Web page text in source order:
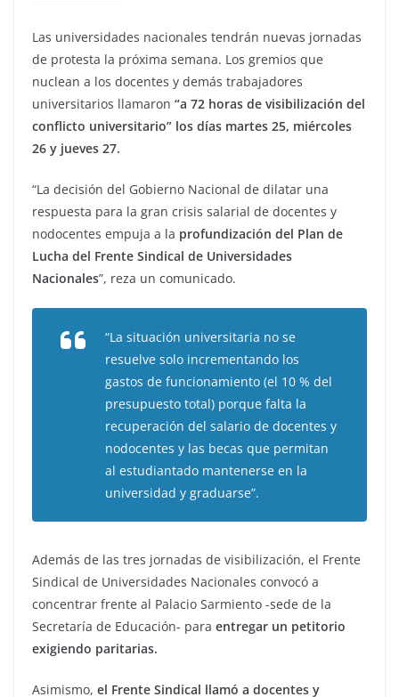
Las universidades nacionales tendrán nuevas jornadas
de protesta la próxima semana. Los gremios que
nuclean a los docentes y demás trabajadores
universitarios llamaron “a 72 horas de visibilización del
conflicto universitario” los días martes 25, miércoles
26 y jueves 27.
“La decisión del Gobierno Nacional de dilatar una
respuesta para la gran crisis salarial de docentes y
nodocentes empuja a la profundización del Plan de
Lucha del Frente Sindical de Universidades
Nacionales”, reza un comunicado.
“La situación universitaria no se
resuelve solo incrementando los
gastos de funcionamiento (el 10 % del
presupuesto total) porque falta la
recuperación del salario de docentes y
nodocentes y las becas que permitan
al estudiantado mantenerse en la
universidad y graduarse”.
Además de las tres jornadas de visibilización, el Frente
Sindical de Universidades Nacionales convocó a
concentrar frente al Palacio Sarmiento -sede de la
Secretaría de Educación- para entregar un petitorio
exigiendo paritarias.
Asimismo, el Frente Sindical llamó a docentes y